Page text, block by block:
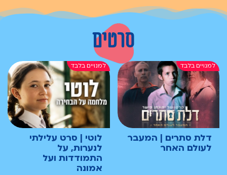
סרטים
דלת סתרים | המעבר
לעולם האחר
לוטי | סרט עלילתי
לנערות, על
התמודדות ועל
אמונה